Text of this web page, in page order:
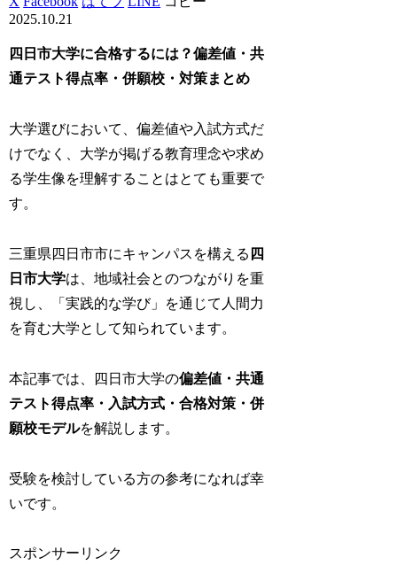
2025.10.21
四日市大学に合格するには？偏差値・共
通テスト得点率・併願校・対策まとめ
大学選びにおいて、偏差値や入試方式だ
けでなく、大学が掲げる教育理念や求め
る学生像を理解することはとても重要で
す。
三重県四日市市にキャンパスを構える 四
日市大学は、地域社会とのつながりを重
視し、「実践的な学び」を通じて人間力
を育む大学として知られています。
本記事では、四日市大学の偏差値・共通
テスト得点率・入試方式・合格対策・併
願校モデルを解説します。
受験を検討している方の参考になれば幸
いです。
スポンサーリンク